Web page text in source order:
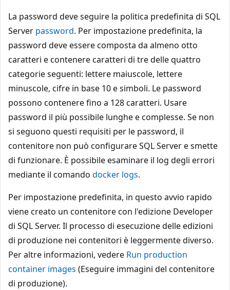
La password deve seguire la politica predefinita di SQL
Server password. Per impostazione predefinita, la
password deve essere composta da almeno otto
caratteri e contenere caratteri di tre delle quattro
categorie seguenti: lettere maiuscole, lettere
minuscole, cifre in base 10 e simboli. Le password
possono contenere fino a 128 caratteri. Usare
password il più possibile lunghe e complesse. Se non
si seguono questi requisiti per le password, il
contenitore non può configurare SQL Server e smette
di funzionare. È possibile esaminare il log degli errori
mediante il comando docker logs.
Per impostazione predefinita, in questo avvio rapido
viene creato un contenitore con l'edizione Developer
di SQL Server. Il processo di esecuzione delle edizioni
di produzione nei contenitori è leggermente diverso.
Per altre informazioni, vedere Run production
container images (Eseguire immagini del contenitore
di produzione).